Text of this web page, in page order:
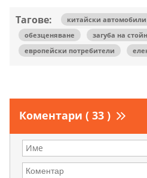
Тагове: китайски автомобили
обезценяване
загуба на
европейски потребители
Коментари ( 33 )